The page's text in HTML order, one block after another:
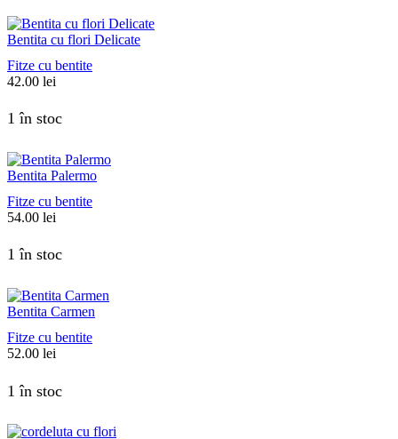
Bentita cu flori Delicate
Fitze cu bentite
42.00 lei
1 în stoc
Bentita Palermo
Fitze cu bentite
54.00 lei
1 în stoc
Bentita Carmen
Fitze cu bentite
52.00 lei
1 în stoc